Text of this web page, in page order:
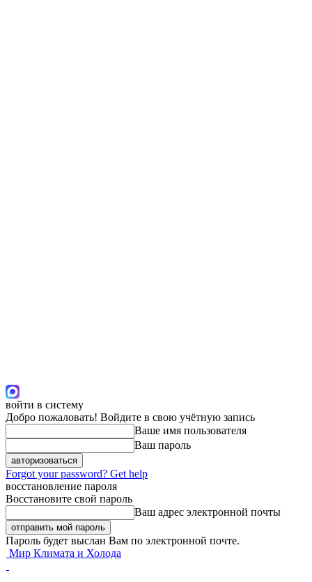
войти в систему
Добро пожаловать! Войдите в свою учётную запись
Ваше имя пользователя
Ваш пароль
Forgot your password? Get help
восстановление пароля
Восстановите свой пароль
Ваш адрес электронной почты
Пароль будет выслан Вам по электронной почте.
Мир Климата и Холода